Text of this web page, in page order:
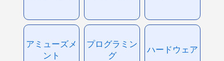
アミューズメ
ント
プログラミン
グ
ハードウェア